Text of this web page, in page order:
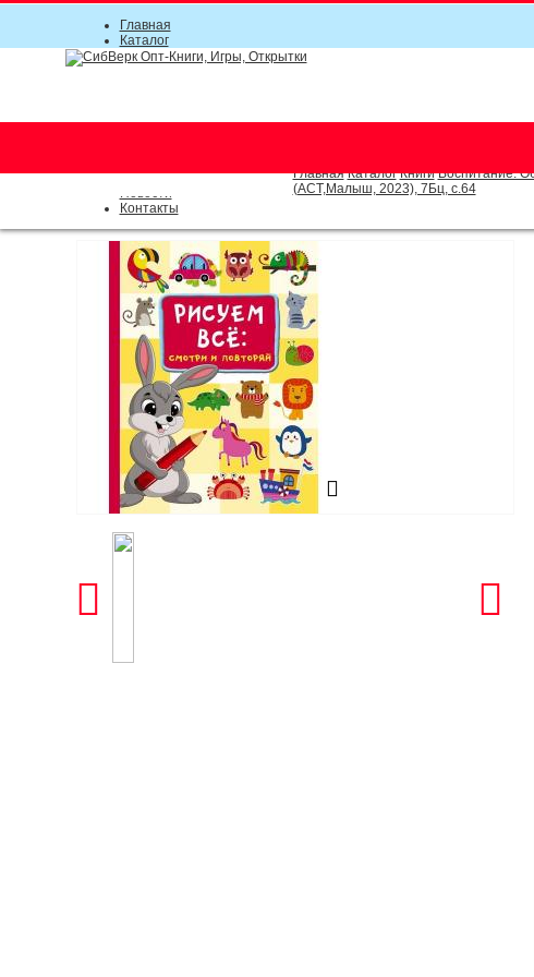
Главная
Каталог
Прайс-листы
Доставка
Новости
Контакты
Главная Каталог Книги Воспитание.
(АСТ,Малыш, 2023), 7Бц, c.64